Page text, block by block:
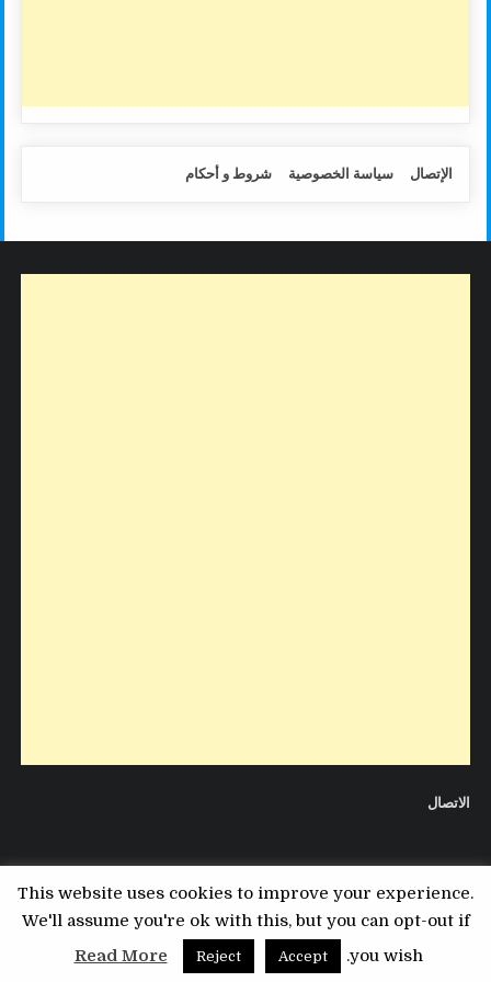
الإتصال سياسة الخصوصية شروط و أحكام
الاتصال
Copyright © 2026 مدونة التقني
Design by ThemesDNA.com
This website uses cookies to improve your experience.
We'll assume you're ok with this, but you can opt-out if
you wish.
Accept
Reject
Read More